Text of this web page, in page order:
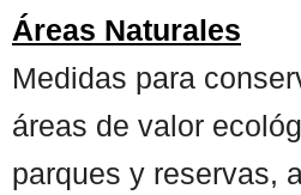
Áreas Naturales
Medidas para
áreas de valor
parques y reservas,